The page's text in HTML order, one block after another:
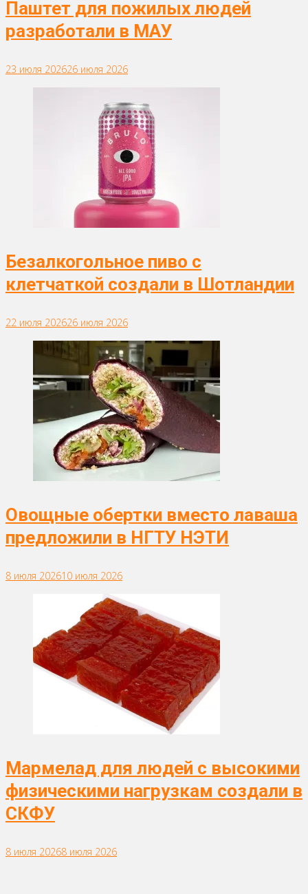
Паштет для пожилых людей
разработали в МАУ
23 июля 202626 июля 2026
Безалкогольное пиво с
клетчаткой создали в Шотландии
22 июля 202626 июля 2026
Овощные обертки вместо лаваша
предложили в НГТУ НЭТИ
8 июля 202610 июля 2026
Мармелад для людей с высокими
физическими нагрузкам создали в
СКФУ
8 июля 20268 июля 2026